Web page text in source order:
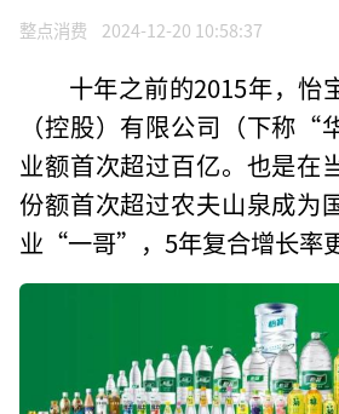
整点消费 2024-12-20 10:58:37
十年之前的2015年，怡
（控股）有限公司（下称
业额首次超过百亿。也是在
份额首次超过农夫山泉成为
业“一哥”，5年复合增长率